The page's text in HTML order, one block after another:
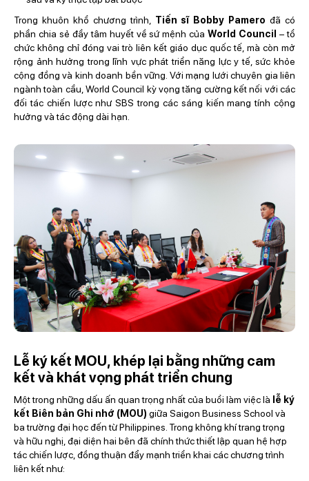
Trong khuôn khổ chương trình, Tiến sĩ Bobby Pamero đã có
phần chia sẻ đầy tâm huyết về sứ mệnh củaWorld Council – tổ
chức không chỉ đóng vai trò liên kết giáo dục quốc tế, mà còn mở
rộng ảnh hưởng trong lĩnh vực phát triển năng lực y tế, sức khỏe
cộng đồng và kinh doanh bền vững. Với mạng lưới chuyên gia liên
ngành toàn cầu, World Council kỳ vọng tăng cường kết nối với các
đối tác chiến lược như SBS trong các sáng kiến mang tính cộng
hưởng và tác động dài hạn.
Lễ ký kết MOU, khép lại bằng những cam
kết và khát vọng phát triển chung
Một trong những dấu ấn quan trọng nhất của buổi làm việc là lễ ký
kết Biên bản Ghi nhớ (MOU) giữa Saigon Business School và
ba trường đại học đến từ Philippines. Trong không khí trang trọng
và hữu nghị, đại diện hai bên đã chính thức thiết lập quan hệ hợp
tác chiến lược, đồng thuận đẩy mạnh triển khai các chương trình
liên kết như: